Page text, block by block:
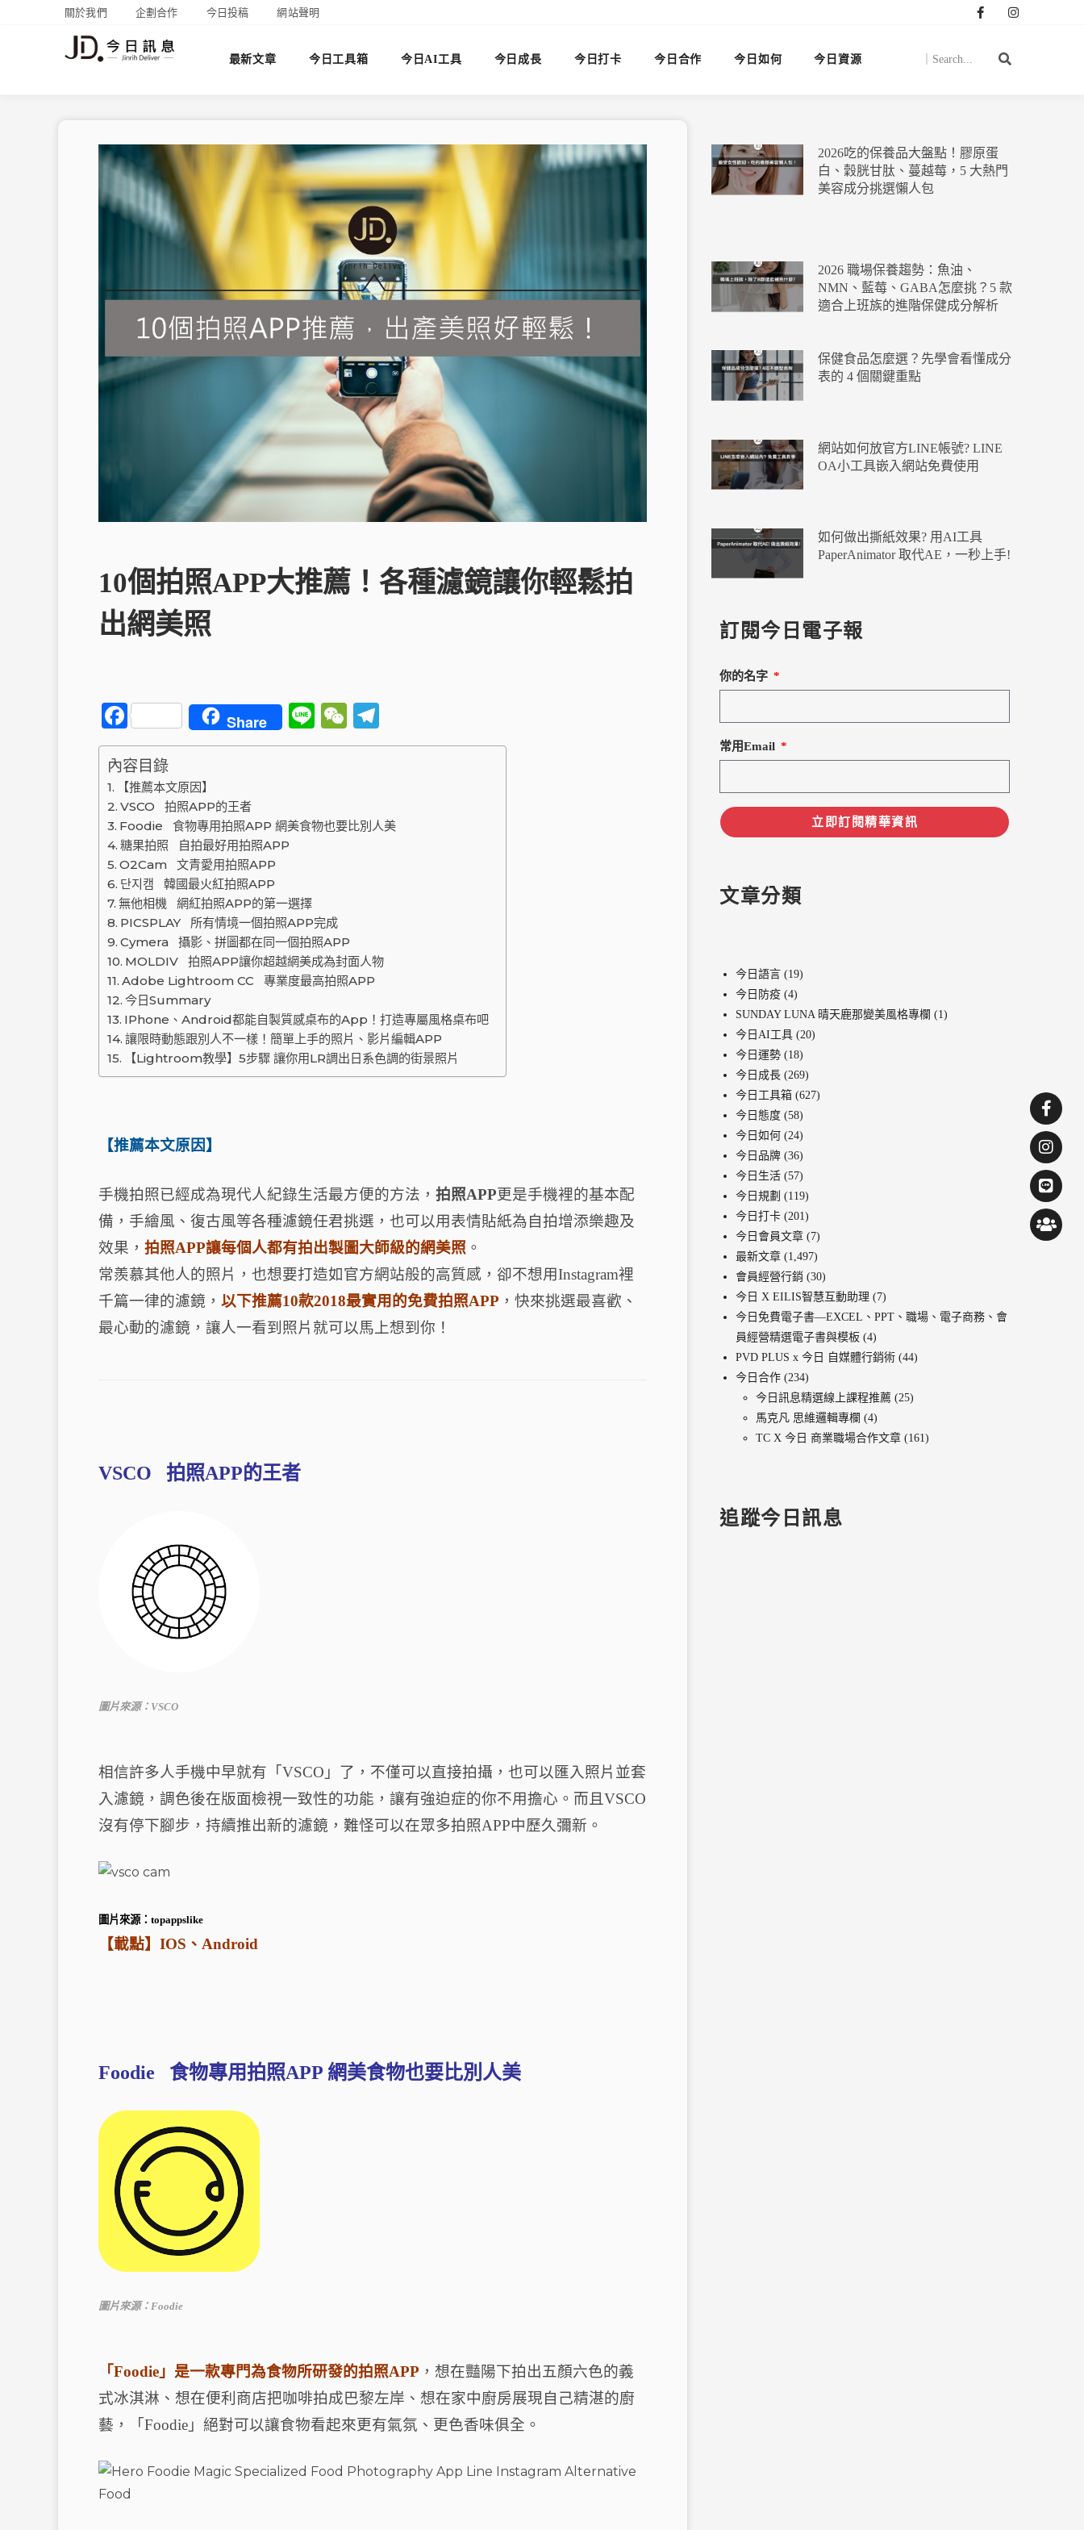
關於我們 企劃合作 今日投稿 網站聲明
最新文章 今日工具箱 今日AI工具 今日成長 今日打卡 今日合作 今日如何 今日資源
10個拍照APP大推薦！各種濾鏡讓你輕鬆拍
出網美照
F
a
c
e
b
o
o
k
Share
Li
n
W
e
a
el
ra
內容目錄
【推薦本文原因】
VSCO 拍照APP的王者
Foodie 食物專用拍照APP 網美食物也要比別人美
糖果拍照 自拍最好用拍照APP
O2Cam 文青愛用拍照APP
단지캠 韓國最火紅拍照APP
無他相機 網紅拍照APP的第一選擇
PICSPLAY 所有情境一個拍照APP完成
Cymera 攝影、拼圖都在同一個拍照APP
MOLDIV 拍照APP讓你超越網美成為封面人物
Adobe Lightroom CC 專業度最高拍照APP
今日Summary
IPhone、Android都能自製質感桌布的App！打造專屬風格桌布吧
讓限時動態跟別人不一樣！簡單上手的照片、影片編輯APP
【Lightroom教學】5步驟 讓你用LR調出日系色調的街景照片
【推薦本文原因】
手機拍照已經成為現代人紀錄生活最方便的方法， 拍照APP更是手機裡的基本配
備，手繪風、復古風等各種濾鏡任君挑選，也可以用表情貼紙為自拍增添樂趣及
效果， 拍照APP讓每個人都有拍出製圖大師級的網美照 。
常羨慕其他人的照片，也想要打造如官方網站般的高質感，卻不想用Instagram裡
千篇一律的濾鏡， 以下推薦10款2018最實用的免費拍照APP ，快來挑選最喜歡、
最心動的濾鏡，讓人一看到照片就可以馬上想到你！
VSCO 拍照APP的王者
圖片來源：VSCO
相信許多人手機中早就有「VSCO」了，不僅可以直接拍攝，也可以匯入照片並套
入濾鏡，調色後在版面檢視一致性的功能，讓有強迫症的你不用擔心。而且VSCO
沒有停下腳步，持續推出新的濾鏡，難怪可以在眾多拍照APP中歷久彌新。
圖片來源： topappslike
【載點】 IOS 、 Android
Foodie 食物專用拍照APP 網美食物也要比別人美
圖片來源：Foodie
「Foodie」是一款專門為食物所研發的拍照APP ，想在豔陽下拍出五顏六色的義
式冰淇淋、想在便利商店把咖啡拍成巴黎左岸、想在家中廚房展現自己精湛的廚
藝，「Foodie」絕對可以讓食物看起來更有氣氛、更色香味俱全。
2026吃的保養品大盤點！膠原蛋
白、穀胱甘肽、蔓越莓，5 大熱門
美容成分挑選懶人包
2026 職場保養趨勢：魚油、
NMN、藍莓、GABA怎麼挑？5 款
適合上班族的進階保健成分解析
保健食品怎麼選？先學會看懂成分
表的 4 個關鍵重點
網站如何放官方LINE帳號? LINE
OA小工具嵌入網站免費使用
如何做出撕紙效果? 用AI工具
PaperAnimator 取代AE，一秒上手!
訂閱今日電子報
你的名字
常用Email
立即訂閱精華資訊
文章分類
今日語言 (19)
今日防疫 (4)
SUNDAY LUNA 晴天鹿那變美風格專欄 (1)
今日AI工具 (20)
今日運勢 (18)
今日成長 (269)
今日工具箱 (627)
今日態度 (58)
今日如何 (24)
今日品牌 (36)
今日生活 (57)
今日規劃 (119)
今日打卡 (201)
今日會員文章 (7)
最新文章 (1,497)
會員經營行銷 (30)
今日 X EILIS智慧互動助理 (7)
今日免費電子書—EXCEL、PPT、職場、電子商務、會
員經營精選電子書與模板 (4)
PVD PLUS x 今日 自媒體行銷術 (44)
今日合作 (234)
今日訊息精選線上課程推薦 (25)
馬克凡 思維邏輯專欄 (4)
TC X 今日 商業職場合作文章 (161)
追蹤今日訊息